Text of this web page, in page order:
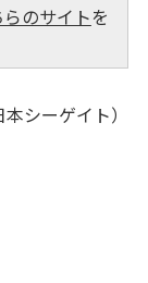
らのサイトを
本シーゲイト）